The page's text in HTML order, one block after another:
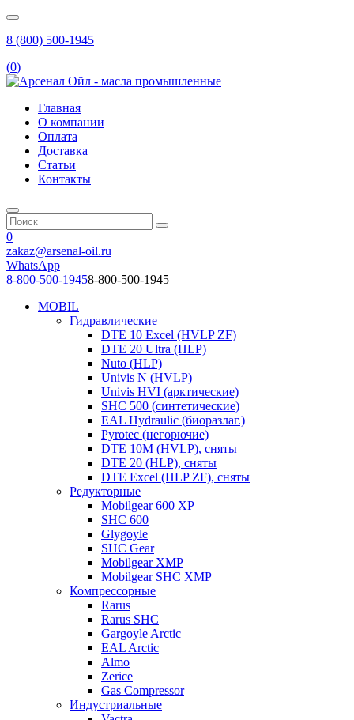
8 (800) 500-1945
(0)
Главная
О компании
Оплата
Доставка
Статьи
Контакты
0
zakaz@arsenal-oil.ru
WhatsApp
8-800-500-19458-800-500-1945
MOBIL
Гидравлические
DTE 10 Excel (HVLP ZF)
DTE 20 Ultra (HLP)
Nuto (HLP)
Univis N (HVLP)
Univis HVI (арктические)
SHC 500 (синтетические)
EAL Hydraulic (биоразлаг.)
Pyrotec (негорючие)
DTE 10M (HVLP), сняты
DTE 20 (HLP), сняты
DTE Excel (HLP ZF), сняты
Редукторные
Mobilgear 600 XP
SHC 600
Glygoyle
SHC Gear
Mobilgear XMP
Mobilgear SHC XMP
Компрессорные
Rarus
Rarus SHC
Gargoyle Arctic
EAL Arctic
Almo
Zerice
Gas Compressor
Индустриальные